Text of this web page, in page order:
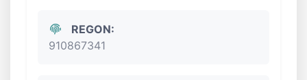
REGON:
910867341